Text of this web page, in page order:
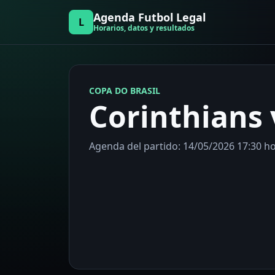
L Agenda Futbol Legal
Horarios, datos y resultados
COPA DO BRASIL
Corinthians
Agenda del partido: 14/05/2026 17:30